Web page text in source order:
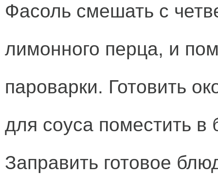
Фасоль смешать с
лимонного перца, и
пароварки. Готовить
для соуса поместить в
Заправить готовое